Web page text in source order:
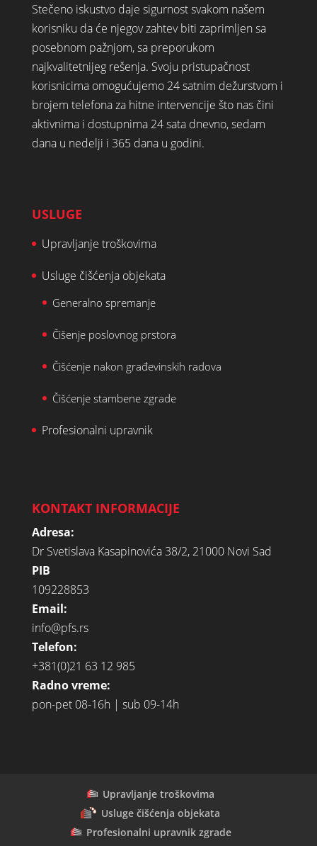
Stečeno iskustvo daje sigurnost svakom našem
korisniku da će njegov zahtev biti zaprimljen sa
posebnom pažnjom, sa preporukom
najkvalitetnijeg rešenja. Svoju pristupačnost
korisnicima omogućujemo 24 satnim dežurstvom i
brojem telefona za hitne intervencije što nas čini
aktivnima i dostupnima 24 sata dnevno, sedam
dana u nedelji i 365 dana u godini.
USLUGE
Upravljanje troškovima
Usluge čišćenja objekata
Generalno spremanje
Čišenje poslovnog prstora
Čišćenje nakon građevinskih radova
Čišćenje stambene zgrade
Profesionalni upravnik
KONTAKT INFORMACIJE
Adresa:
Dr Svetislava Kasapinovića 38/2, 21000 Novi Sad
PIB
109228853
Email:
info@pfs.rs
Telefon:
+381(0)21 63 12 985
Radno vreme:
pon-pet 08-16h | sub 09-14h
Upravljanje troškovima
Usluge čišćenja objekata
Profesionalni upravnik zgrade